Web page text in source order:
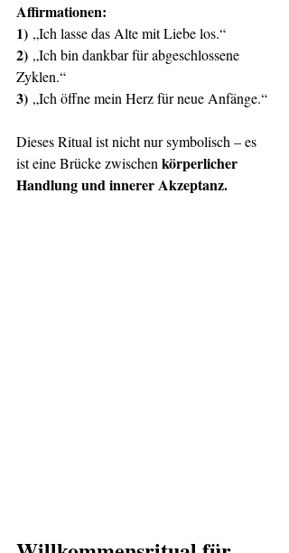
Affirmationen:
1) „Ich lasse das Alte mit Liebe los.“
2) „Ich bin dankbar für abgeschlossene
Zyklen.“
3) „Ich öffne mein Herz für neue Anfänge.“
Dieses Ritual ist nicht nur symbolisch – es
ist eine Brücke zwischen körperlicher
Handlung und innerer Akzeptanz.